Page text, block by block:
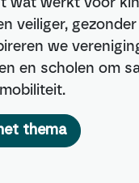
veiliger,
we
en scholen om
thema